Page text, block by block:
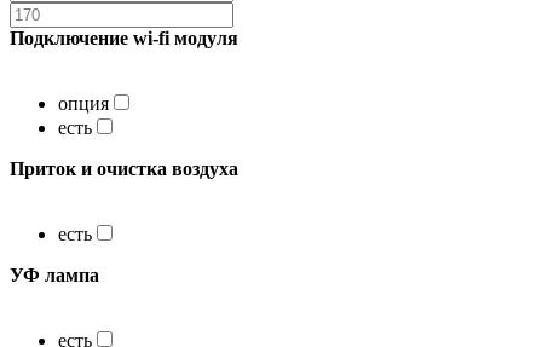
Подключение wi-fi модуля
опция
есть
Приток и очистка воздуха
есть
УФ лампа
есть